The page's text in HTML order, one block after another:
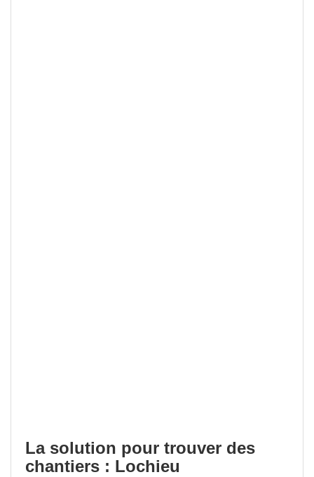
La solution pour trouver des
chantiers : Lochieu